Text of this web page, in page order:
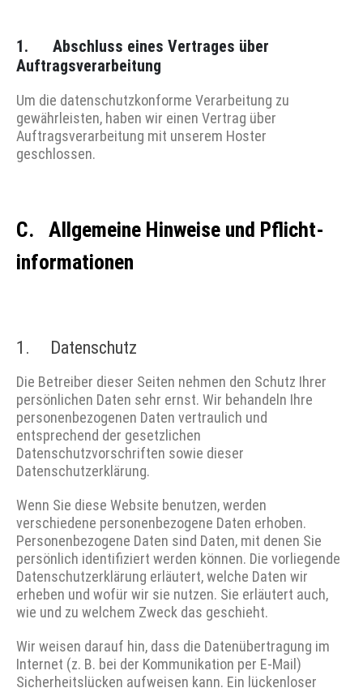
1. Abschluss eines Vertrages über
Auftragsverarbeitung
Um die datenschutzkonforme Verarbeitung zu
gewährleisten, haben wir einen Vertrag über
Auftragsverarbeitung mit unserem Hoster
geschlossen.
C. Allgemeine Hinweise und Pflicht­
informa­tionen
1. Datenschutz
Die Betreiber dieser Seiten nehmen den Schutz Ihrer
persönlichen Daten sehr ernst. Wir behandeln Ihre
personenbezogenen Daten vertraulich und
entsprechend der gesetzlichen
Datenschutzvorschriften sowie dieser
Datenschutzerklärung.
Wenn Sie diese Website benutzen, werden
verschiedene personenbezogene Daten erhoben.
Personenbezogene Daten sind Daten, mit denen Sie
persönlich identifiziert werden können. Die vorliegende
Datenschutzerklärung erläutert, welche Daten wir
erheben und wofür wir sie nutzen. Sie erläutert auch,
wie und zu welchem Zweck das geschieht.
Wir weisen darauf hin, dass die Datenübertragung im
Internet (z. B. bei der Kommunikation per E-Mail)
Sicherheitslücken aufweisen kann. Ein lückenloser